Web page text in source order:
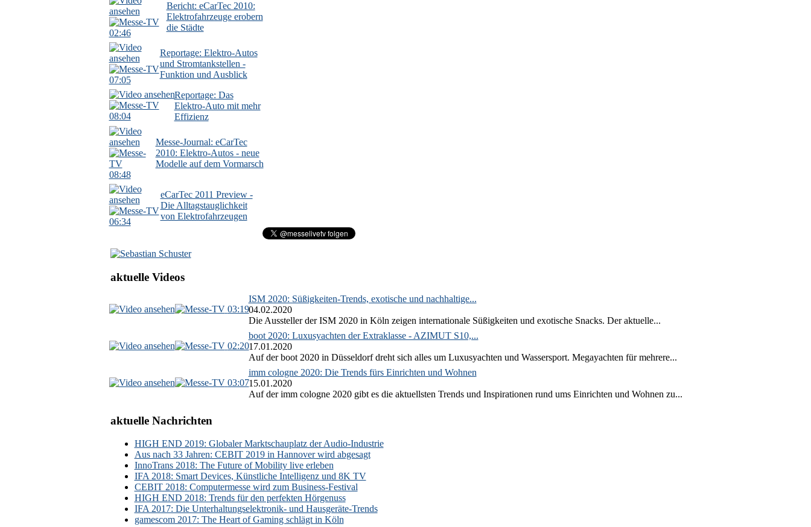
02:46
Bericht: eCarTec 2010:
Elektrofahrzeuge erobern
die Städte
07:05
Reportage: Elektro-Autos
und Stromtankstellen -
Funktion und Ausblick
08:04
Reportage: Das
Elektro-Auto mit mehr
Effizienz
08:48
Messe-Journal: eCarTec
2010: Elektro-Autos - neue
Modelle auf dem Vormarsch
06:34
eCarTec 2011 Preview -
Die Alltagstauglichkeit
von Elektrofahrzeugen
aktuelle Videos
03:19
ISM 2020: Süßigkeiten-Trends, exotische und nachhaltige...
04.02.2020
Die Aussteller der ISM 2020 in Köln zeigen internationale Süßigkeiten und exotische Snacks. Der aktuelle...
02:20
boot 2020: Luxusyachten der Extraklasse - AZIMUT S10,...
17.01.2020
Auf der boot 2020 in Düsseldorf dreht sich alles um Luxusyachten und Wassersport. Megayachten für mehrere...
03:07
imm cologne 2020: Die Trends fürs Einrichten und Wohnen
15.01.2020
Auf der imm cologne 2020 gibt es die aktuellsten Trends und Inspirationen rund ums Einrichten und Wohnen zu...
aktuelle Nachrichten
HIGH END 2019: Globaler Marktschauplatz der Audio-Industrie
Aus nach 33 Jahren: CEBIT 2019 in Hannover wird abgesagt
InnoTrans 2018: The Future of Mobility live erleben
IFA 2018: Smart Devices, Künstliche Intelligenz und 8K TV
CEBIT 2018: Computermesse wird zum Business-Festival
HIGH END 2018: Trends für den perfekten Hörgenuss
IFA 2017: Die Unterhaltungselektronik- und Hausgeräte-Trends
gamescom 2017: The Heart of Gaming schlägt in Köln